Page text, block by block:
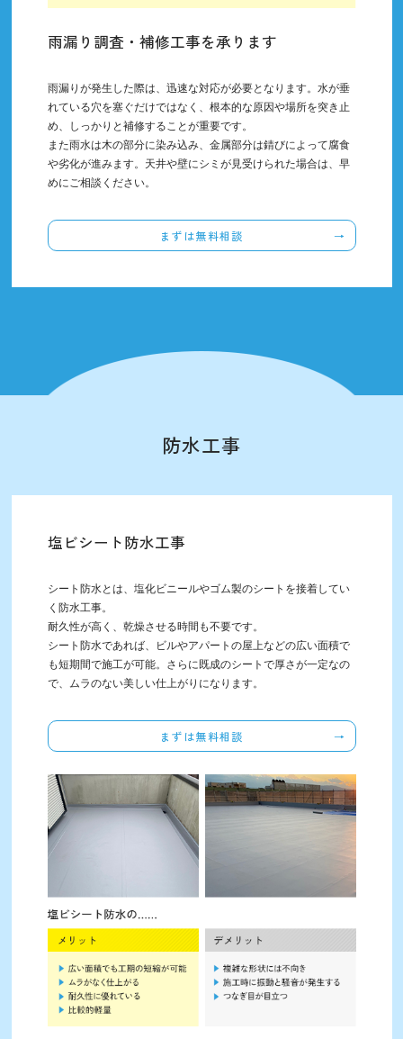
雨漏り調査・補修工事を承ります
雨漏りが発生した際は、迅速な対応が必要となります。水が垂
れている穴を塞ぐだけではなく、根本的な原因や場所を突き止
め、しっかりと補修することが重要です。
また雨水は木の部分に染み込み、金属部分は錆びによって腐食
や劣化が進みます。天井や壁にシミが見受けられた場合は、早
めにご相談ください。
まずは無料相談
防水工事
塩ビシート防水工事
シート防水とは、塩化ビニールやゴム製のシートを接着してい
く防水工事。
耐久性が高く、乾燥させる時間も不要です。
シート防水であれば、ビルやアパートの屋上などの広い面積で
も短期間で施工が可能。さらに既成のシートで厚さが一定なの
で、ムラのない美しい仕上がりになります。
まずは無料相談